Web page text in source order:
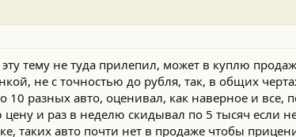
тему не туда прилепил, может в куплю
не с точностью до рубля, так, в общих
10 разных авто, оценивал, как наверное и все,
и раз в неделю скидывал по 5 тысяч если
таких авто почти нет в продаже чтобы